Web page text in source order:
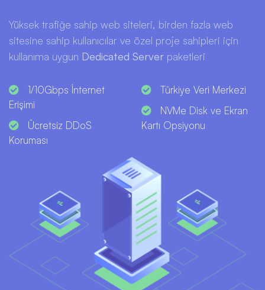
Yüksek trafiğe sahip web siteleri, birden fazla web
sitesine sahip kullanıcılar ve özel proje sahipleri için
kullanıma uygun Dedicated Server paketleri
1/10Gbps İnternet
Erişimi
Ücretsiz DDoS
Koruması
Türkiye Veri Merkezi
NVMe Disk ve Ekran
Kartı Opsiyonu